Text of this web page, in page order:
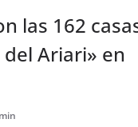
las 162
Ariari» en